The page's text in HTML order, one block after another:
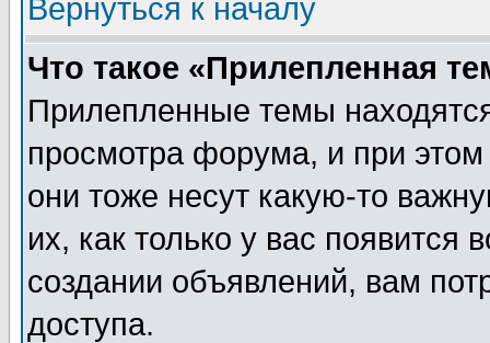
Вернуться к началу
Что такое «Прилепленная
Прилепленные темы
просмотра форума, и при
они тоже несут какую-то
их, как только у вас появится
создании объявлений, вам
доступа.